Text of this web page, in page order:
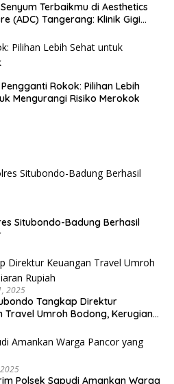
Terbaikmu di Aesthetics
(ADC) Tangerang: Klinik Gigi
Rokok: Pilihan Lebih
Mengurangi Risiko Merokok
Situbondo-Badung Berhasil
2025
Tangkap Direktur
Travel Umroh Bodong, Kerugian
Polsek Sapudi Amankan Warga